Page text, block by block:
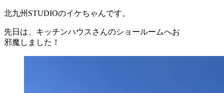
北九州STUDIOのイケちゃんです。
先日は、キッチンハウスさんのショールームへお
邪魔しました！